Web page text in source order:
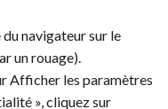
navigateur sur le
un rouage).
Afficher les paramètres
», cliquez sur